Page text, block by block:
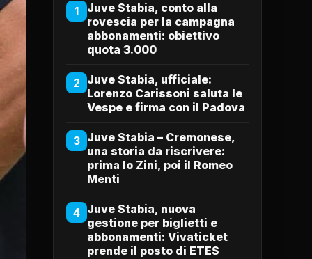
1
Juve Stabia, conto alla
rovescia per la campagna
abbonamenti: obiettivo
quota 3.000
2 Juve Stabia, ufficiale:
Lorenzo Carissoni saluta le
Vespe e firma con il Padova
3 Juve Stabia – Cremonese,
una storia da riscrivere:
prima lo Zini, poi il Romeo
Menti
4 Juve Stabia, nuova
gestione per biglietti e
abbonamenti: Vivaticket
prende il posto di ETES